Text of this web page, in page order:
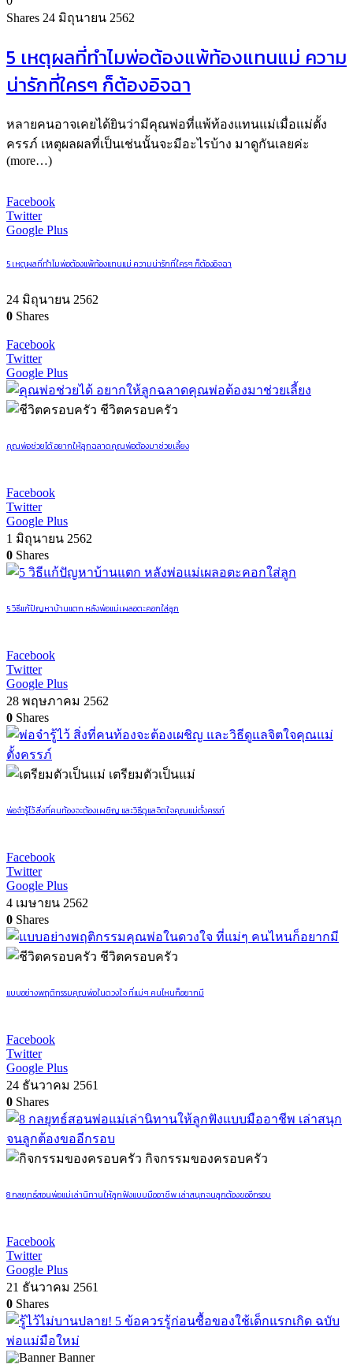
Shares 24 มิถุนายน 2562
5 เหตุผลที่ทำไมพ่อต้องแพ้ท้องแทนแม่ ความ
น่ารักที่ใครๆ ก็ต้องอิจฉา
หลายคนอาจเคยได้ยินว่ามีคุณพ่อที่แพ้ท้องแทนแม่เมื่อแม่ตั้ง
ครรภ์ เหตุผลผลที่เป็นเช่นนั้นจะมีอะไรบ้าง มาดูกันเลยค่ะ
(more…)
Facebook
Twitter
Google Plus
5 เหตุผลที่ทำไมพ่อต้องแพ้ท้องแทนแม่ ความน่ารักที่ใครๆ ก็ต้องอิจฉา
24 มิถุนายน 2562
0 Shares
Facebook
Twitter
Google Plus
ชีวิตครอบครัว
คุณพ่อช่วยได้ อยากให้ลูกฉลาดคุณพ่อต้องมาช่วยเลี้ยง
Facebook
Twitter
Google Plus
1 มิถุนายน 2562
0 Shares
5 วิธีแก้ปัญหาบ้านแตก หลังพ่อแม่เผลอตะคอกใส่ลูก
Facebook
Twitter
Google Plus
28 พฤษภาคม 2562
0 Shares
เตรียมตัวเป็นแม่
พ่อจ๋ารู้ไว้ สิ่งที่คนท้องจะต้องเผชิญ และวิธีดูแลจิตใจคุณแม่ตั้งครรภ์
Facebook
Twitter
Google Plus
4 เมษายน 2562
0 Shares
ชีวิตครอบครัว
แบบอย่างพฤติกรรมคุณพ่อในดวงใจ ที่แม่ๆ คนไหนก็อยากมี
Facebook
Twitter
Google Plus
24 ธันวาคม 2561
0 Shares
กิจกรรมของครอบครัว
8 กลยุทธ์สอนพ่อแม่เล่านิทานให้ลูกฟังแบบมืออาชีพ เล่าสนุกจนลูกต้องขออีกรอบ
Facebook
Twitter
Google Plus
21 ธันวาคม 2561
0 Shares
Banner